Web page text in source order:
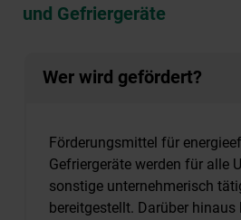
und Gefriergeräte
Wer wird gefördert?
Förderungsmittel für
Gefriergeräte werden für alle
sonstige unternehmerisch
bereitgestellt. Darüber hinaus